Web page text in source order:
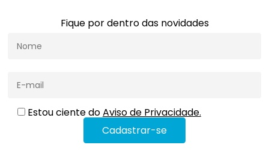
Fique por dentro das novidades
Estou ciente doAviso de Privacidade.